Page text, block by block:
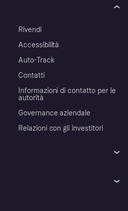
Rivendi
Accessibilità
Auto-Track
Contatti
Informazioni di contatto per le
autorità
Governance aziendale
Relazioni con gli investitori